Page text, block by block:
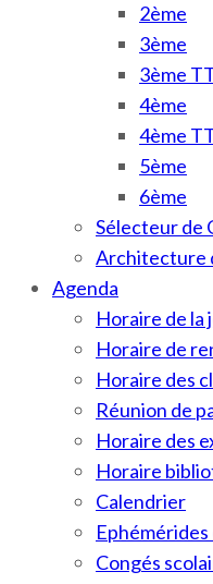
2ème
3ème
3ème
4ème
4ème
5ème
6ème
Sélecteur de
Architecture
Agenda
Horaire de la
Horaire de
Horaire des
Réunion de
Horaire des
Horaire
Calendrier
Congés